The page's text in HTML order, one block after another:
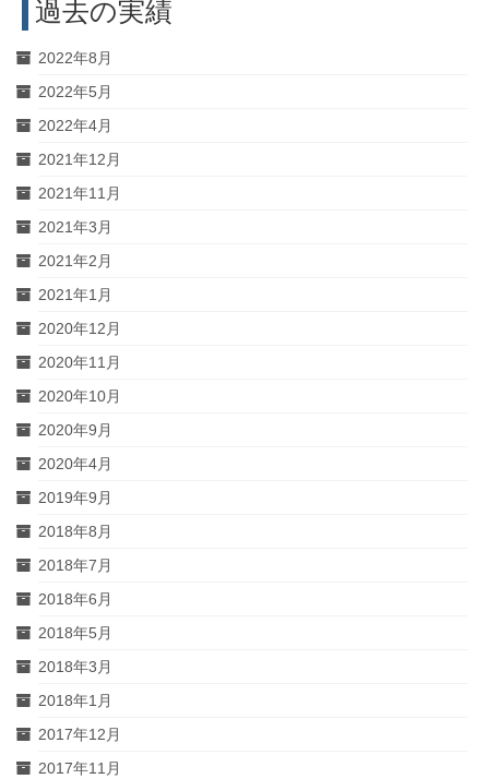
過去の実績
2022年8月
2022年5月
2022年4月
2021年12月
2021年11月
2021年3月
2021年2月
2021年1月
2020年12月
2020年11月
2020年10月
2020年9月
2020年4月
2019年9月
2018年8月
2018年7月
2018年6月
2018年5月
2018年3月
2018年1月
2017年12月
2017年11月